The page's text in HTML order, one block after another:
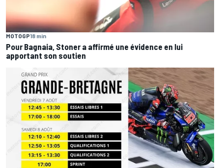
MOTOGP18 min
Pour Bagnaia, Stoner a affirmé une évidence en lui
apportant son soutien